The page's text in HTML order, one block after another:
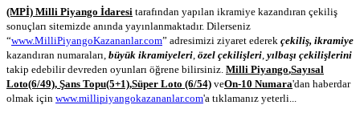
(MPİ) Milli Piyango İdaresi tarafından yapılan ikramiye kazandıran çekiliş
sonuçları sitemizde anında yayınlanmaktadır. Dilerseniz
“www.MilliPiyangoKazananlar.com” adresimizi ziyaret ederek çekiliş, ikramiye
kazandıran numaraları, büyük ikramiyeleri özel çekilişleri yılbaşı çekilişlerini
takip edebilir devreden oyunları öğrene bilirsiniz. Milli Piyango,Sayısal
Loto(6/49), Şans Topu(5+1),Süper Loto (6/54) veOn-10 Numara'dan haberdar
olmak için www.millipiyangokazananlar.com'a tıklamanız yeterli...